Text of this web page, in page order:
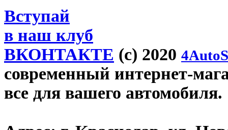
Вступай
в наш клуб
ВКОНТАКТЕ (c) 2020
современный интернет-
все для вашего автомобиля.